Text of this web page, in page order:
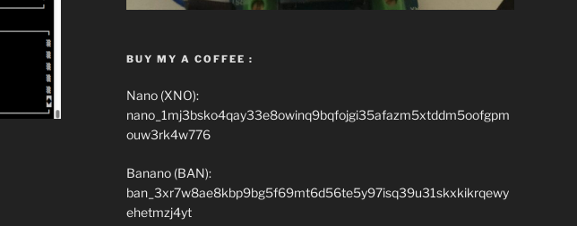
BUY MY A COFFEE :
Nano (XNO):
nano_1mj3bsko4qay33e8owinq9bqfojgi35afazm5xtddm5oofgpm
ouw3rk4w776
Banano (BAN):
ban_3xr7w8ae8kbp9bg5f69mt6d56te5y97isq39u31skxkikrqewy
ehetmzj4yt